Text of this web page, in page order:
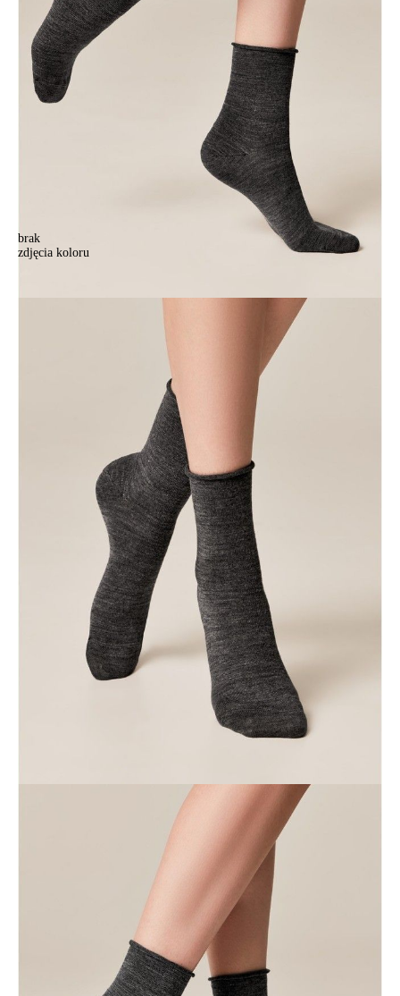
brak
zdjęcia koloru
Skarpetki damskie CONTE ELEGANT COMFORT z wełną, r.36-37,
+
DODAJ DO KOSZYKA
Jak złożyć zamówienie
POWIADOM MNIE O DOSTĘPNOŚCI
ПОЛУЧИТЬ ПО EMAIL
darmowa od 99 zł
czas dostawy: 1-2 dni robocze
Paczkomaty InPost 24/7,darmowa od 50 zł
czas dostawy: 1-2 dni robocze
Odbiór osobistyw sklepie Conte (Łodz)
pn.- czw. 8:00 - 16:00, pt. 8:00 - 14:00
zapewnić Ci ciepło i komfort w chłodne dni. Dzięki włóknom
wełnianym skarpetki są miękkie, ciepłe i przyjemne w dotyku.
· wygodnie dopasowujący się,
· zaprojektowane, aby zapewnić ciepło i wygodę.
akryl 52%, poliamid 24%, wełna 22%, elastan 2%
Podmiot odpowiedzialny
EuroTrade Tex Sp z o.o.